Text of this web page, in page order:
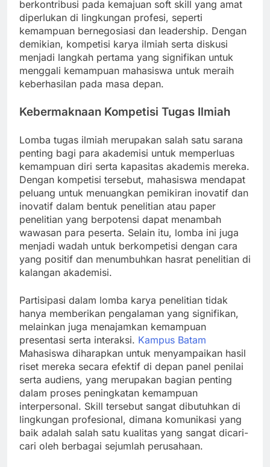
berkontribusi pada kemajuan soft skill yang amat
diperlukan di lingkungan profesi, seperti
kemampuan bernegosiasi dan leadership. Dengan
demikian, kompetisi karya ilmiah serta diskusi
menjadi langkah pertama yang signifikan untuk
menggali kemampuan mahasiswa untuk meraih
keberhasilan pada masa depan.
Kebermaknaan Kompetisi Tugas Ilmiah
Lomba tugas ilmiah merupakan salah satu sarana
penting bagi para akademisi untuk memperluas
kemampuan diri serta kapasitas akademis mereka.
Dengan kompetisi tersebut, mahasiswa mendapat
peluang untuk menuangkan pemikiran inovatif dan
inovatif dalam bentuk penelitian atau paper
penelitian yang berpotensi dapat menambah
wawasan para peserta. Selain itu, lomba ini juga
menjadi wadah untuk berkompetisi dengan cara
yang positif dan menumbuhkan hasrat penelitian di
kalangan akademisi.
Partisipasi dalam lomba karya penelitian tidak
hanya memberikan pengalaman yang signifikan,
melainkan juga menajamkan kemampuan
presentasi serta interaksi. Kampus Batam
Mahasiswa diharapkan untuk menyampaikan hasil
riset mereka secara efektif di depan panel penilai
serta audiens, yang merupakan bagian penting
dalam proses peningkatan kemampuan
interpersonal. Skill tersebut sangat dibutuhkan di
lingkungan profesional, dimana komunikasi yang
baik adalah salah satu kualitas yang sangat dicari-
cari oleh berbagai sejumlah perusahaan.